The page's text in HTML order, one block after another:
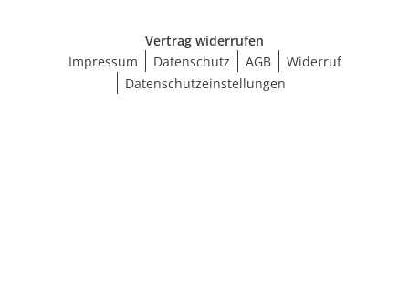
Vertrag widerrufen
Impressum
Datenschutz AGB
Widerruf
Datenschutzeinstellungen